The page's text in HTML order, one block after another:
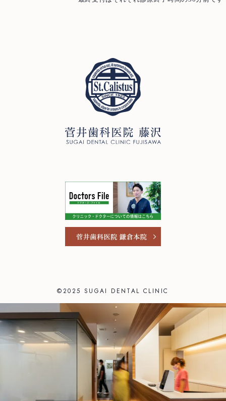
ご予約・お問い合わせ
0466-22-3890
神奈川県藤沢市藤沢971 リベール藤沢1F
お問い合わせ プライバシーポリシー
©2025 SUGAI DENTAL CLINIC